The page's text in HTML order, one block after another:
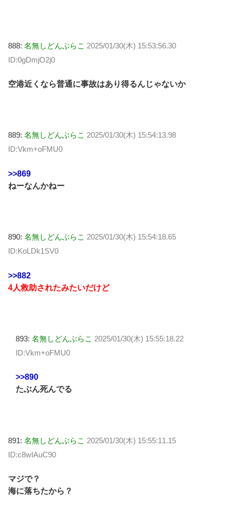
888: 名無しどんぶらこ 2025/01/30(木) 15:53:56.30
ID:0gDmjO2j0
空港近くなら普通に事故はあり得るんじゃないか
889: 名無しどんぶらこ 2025/01/30(木) 15:54:13.98
ID:Vkm+oFMU0
>>869
ねーなんかねー
890: 名無しどんぶらこ 2025/01/30(木) 15:54:18.65
ID:KoLDk1SV0
>>882
4人救助されたみたいだけど
893: 名無しどんぶらこ 2025/01/30(木) 15:55:18.22
ID:Vkm+oFMU0
>>890
たぶん死んでる
891: 名無しどんぶらこ 2025/01/30(木) 15:55:11.15
ID:c8wIAuC90
マジで？
海に落ちたから？